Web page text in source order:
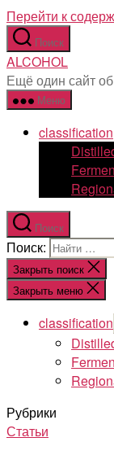
Перейти к
Поиск
ALCOHOL
Ещё один сайт
Меню
classification
Поиск
Поиск:
Закрыть поиск
Закрыть меню
classification
Рубрики
Статьи